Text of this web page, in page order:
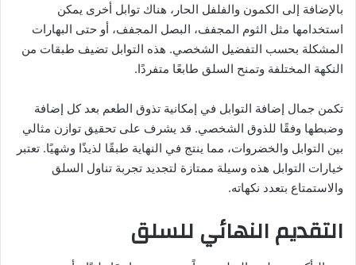
بالإضافة إلى الكمون والفلفل الحار، هناك توابل أخرى يمكن
استخدامها مثل الثوم المجفف، البصل المجفف، أو حتى البهارات
المشكلة بحسب التفضيل الشخصي. هذه التوابل تضيف طبقات من
النكهة المختلفة وتمنح السلق طابعًا متفردًا.
تكمن جمال إضافة التوابل في إمكانية تذوق الطعم بعد كل إضافة
وضبطها وفقًا للذوق الشخصي. قد يشرف على تحقيق توازن مثالي
بين التوابل والخضروات، مما ينتج في النهاية طبقًا لذيذًا وشهيًا. تعتبر
خيارات التوابل هذه وسيلة ممتازة لتجديد تجربة تناول السلق
والاستمتاع بتعدد نكهاته.
التقديم النهائي للسلق